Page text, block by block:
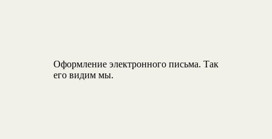
Оформление электронного письма. Так
его видим мы.